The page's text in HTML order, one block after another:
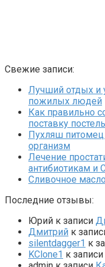
Свежие записи:
Лучший отдых и
пожилых людей
Как правильно
поставку
Пухляш питомец
организм
Лечение
антибиотикам и
Сливочное
Последние отзывы:
Юрий к записи
Дмитрий к
silentdagger1 к
KClone1 к записи